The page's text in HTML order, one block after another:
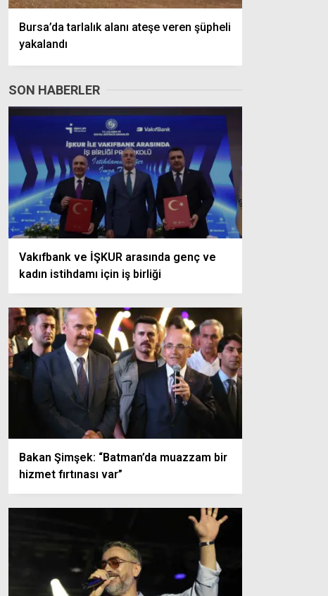
Bursa’da tarlalık alanı ateşe veren şüpheli
yakalandı
SON HABERLER
Vakıfbank ve İŞKUR arasında genç ve
kadın istihdamı için iş birliği
Bakan Şimşek: “Batman’da muazzam bir
hizmet fırtınası var”